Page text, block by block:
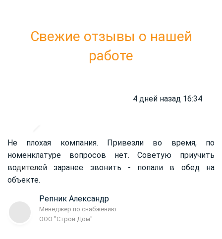
Свежие отзывы о нашей
работе
4 дней назад 16:34
Не плохая компания. Привезли во время, по
номенклатуре вопросов нет. Советую приучить
водителей заранее звонить - попали в обед на
объекте.
Репник Александр
Менеджер по снабжению
ООО "Строй Дом"